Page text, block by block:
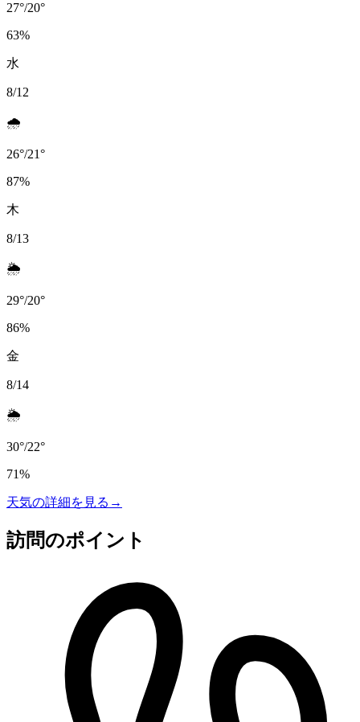
27°/20°
63%
水
8/12
🌧️
26°/21°
87%
木
8/13
🌦️
29°/20°
86%
金
8/14
🌦️
30°/22°
71%
天気の詳細を見る →
訪問のポイント